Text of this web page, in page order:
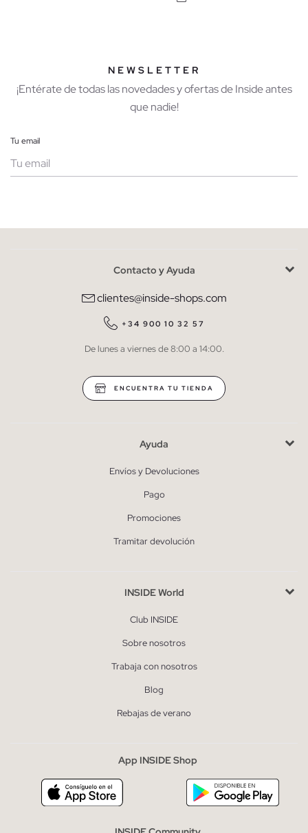
NEWSLETTER
¡Entérate de todas las novedades y ofertas de Inside antes
que nadie!
Tu email
He leído y entiendo lapolítica de privacidad
QUIERO SUSCRIBIRME
* Puedes cancelar la suscripción en cualquier momento.
Contacto y Ayuda
clientes@inside-shops.com
+34 900 10 32 57
De lunes a viernes de 8:00 a 14:00.
ENCUENTRA TU TIENDA
Ayuda
Envíos y Devoluciones
Pago
Promociones
Tramitar devolución
INSIDE World
Club INSIDE
Sobre nosotros
Trabaja con nosotros
Blog
Rebajas de verano
App INSIDE Shop